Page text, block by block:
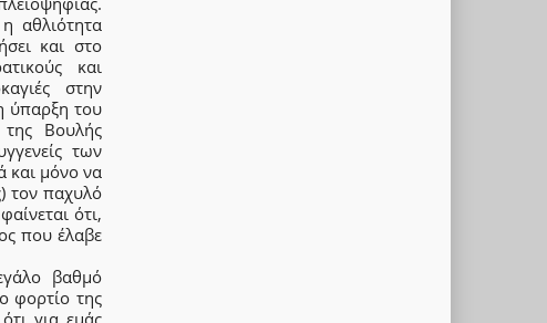
αθλιότητα
και στο
και
στην
ύπαρξη του
Βουλής
των
και μόνο να
τον παχυλό
ότι,
που έλαβε
βαθμό
φορτίο της